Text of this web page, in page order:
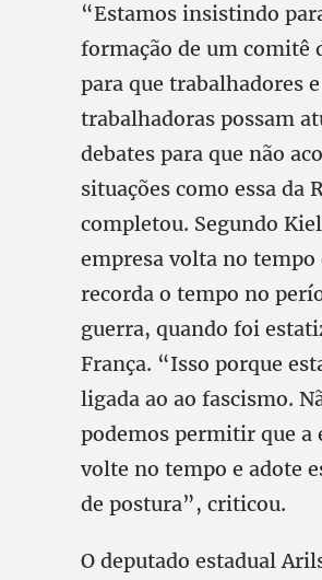
“Estamos insistindo
formação de um comitê
para que trabalhadores e
trabalhadoras possam
debates para que não
situações como essa da
completou. Segundo
empresa volta no tempo
recorda o tempo no
guerra, quando foi
França. “Isso porque
ligada ao ao fascismo.
podemos permitir que a
volte no tempo e adote
de postura”, criticou.
O deputado estadual